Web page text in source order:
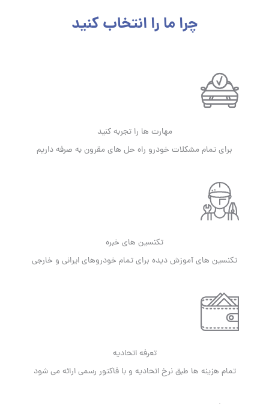
چرا ما را انتخاب کنید
مهارت ها را تجربه کنید
برای تمام مشکلات خودرو راه حل های مقرون به صرفه داریم
تکنسین های خبره
تکنسین های آموزش دیده برای تمام خودروهای ایرانی و خارجی
تعرفه اتحادیه
تمام هزینه ها طبق نرخ اتحادیه و با فاکتور رسمی ارائه می شود